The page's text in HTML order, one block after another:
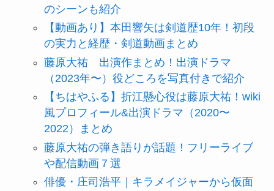
のシーンも紹介
【動画あり】本田響矢は剣道歴10年！初段
の実力と経歴・剣道動画まとめ
藤原大祐 出演作まとめ！出演ドラマ
（2023年〜）役どころを写真付きで紹介
【ちはやふる】折江懸心役は藤原大祐！wiki
風プロフィール&出演ドラマ（2020〜
2022）まとめ
藤原大祐の弾き語りが話題！フリーライブ
や配信動画７選
俳優・庄司浩平｜キラメイジャーから仮面